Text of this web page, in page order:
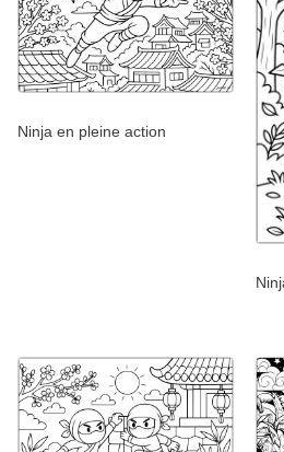
Ninja en pleine action